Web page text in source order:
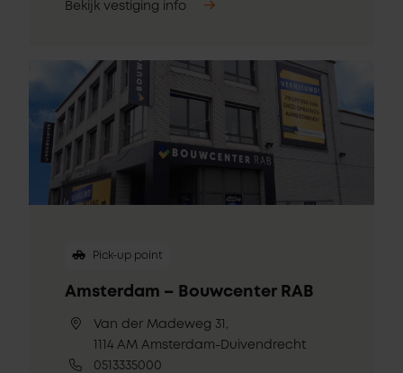
Bekijk vestiging info
Pick-up point
Amsterdam – Bouwcenter RAB
Van der Madeweg 31,
1114 AM Amsterdam-Duivendrecht
0513335000